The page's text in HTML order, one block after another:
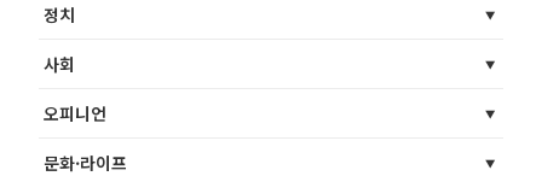
정치
사회
오피니언
문화·라이프